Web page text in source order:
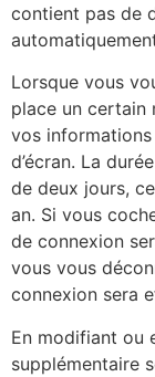
contient pas de
Lorsque vous
place un certain
vos
d’écran. La
de deux jours,
an. Si vous
de connexion
vous vous
connexion sera
En modifiant ou
supplémentaire